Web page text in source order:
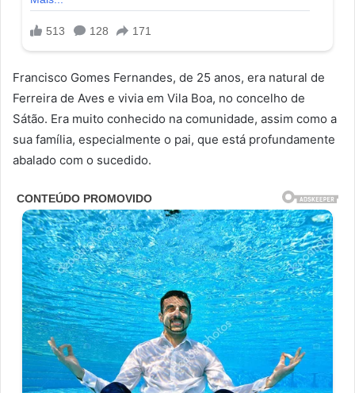
Francisco Gomes Fernandes, de 25 anos, era natural de
Ferreira de Aves e vivia em Vila Boa, no concelho de
Sátão. Era muito conhecido na comunidade, assim como a
sua família, especialmente o pai, que está profundamente
abalado com o sucedido.